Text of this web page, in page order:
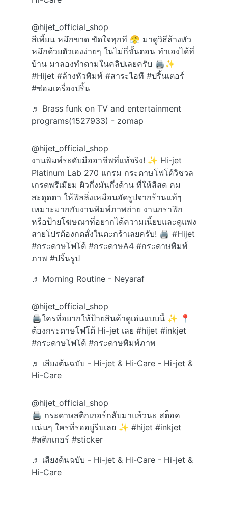
@hijet_official_shop
สีเพี้ยน หมึกขาด ขัดใจทุกที 😤 มาดูวิธีล้างหัว
หมึกด้วยตัวเองง่ายๆ ในไม่กี่ขั้นตอน ทำเองได้ที่
บ้าน มาลองทำตามในคลิปเลยครับ 🖨️✨
#Hijet #ล้างหัวพิมพ์ #สาระไอที #ปริ้นเตอร์
#ซ่อมเครื่องปริ้น
♬ Brass funk on TV and entertainment
programs(1527933) - zomap
@hijet_official_shop
งานพิมพ์ระดับมืออาชีพที่แท้จริง! ✨ Hi-jet
Platinum Lab 270 แกรม กระดาษโฟโต้วิชวล
เกรดพรีเมียม ผิวกึ่งมันกึ่งด้าน ที่ให้สีสด คม
สะดุดตา ให้ฟิลลิ่งเหมือนอัดรูปจากร้านแท้ๆ
เหมาะมากกับงานพิมพ์ภาพถ่าย งานกราฟิก
หรือป้ายโฆษณาที่อยากได้ความเนี้ยบและดูแพง
สายโปรต้องกดสั่งในตะกร้าเลยครับ! 🖨️ #Hijet
#กระดาษโฟโต้ #กระดาษA4 #กระดาษพิมพ์
ภาพ #ปริ้นรูป
♬ Morning Routine - Neyaraf
@hijet_official_shop
🖨️ใครที่อยากให้ป้ายสินค้าดูเด่นแบบนี้ ✨ 📍
ต้องกระดาษโฟโต้ Hi-jet เลย #hijet #inkjet
#กระดาษโฟโต้ #กระดาษพิมพ์ภาพ
♬ เสียงต้นฉบับ - Hi-jet & Hi-Care - Hi-jet &
Hi-Care
@hijet_official_shop
🖨️ กระดาษสติกเกอร์กลับมาแล้วนะ สต็อค
แน่นๆ ใครที่รออยู่รีบเลย ✨ #hijet #inkjet
#สติกเกอร์ #sticker
♬ เสียงต้นฉบับ - Hi-jet & Hi-Care - Hi-jet &
Hi-Care